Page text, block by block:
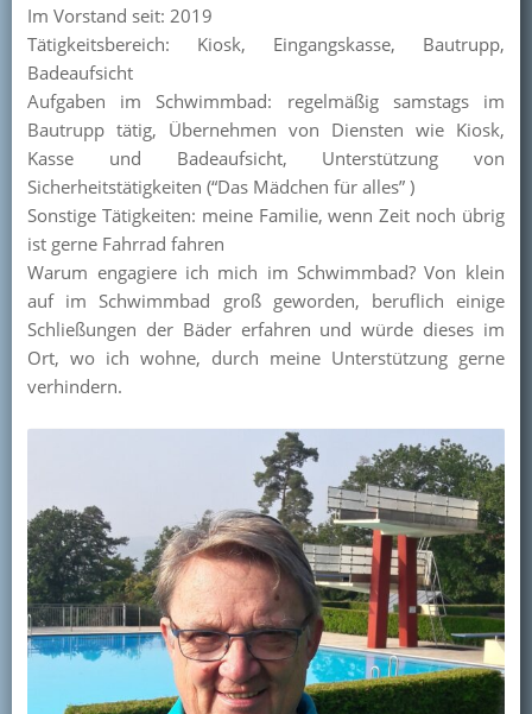
Im Vorstand seit: 2019
Tätigkeitsbereich: Kiosk, Eingangskasse, Bautrupp,
Badeaufsicht
Aufgaben im Schwimmbad: regelmäßig samstags im
Bautrupp tätig, Übernehmen von Diensten wie Kiosk,
Kasse und Badeaufsicht, Unterstützung von
Sicherheitstätigkeiten (“Das Mädchen für alles” )
Sonstige Tätigkeiten: meine Familie, wenn Zeit noch übrig
ist gerne Fahrrad fahren
Warum engagiere ich mich im Schwimmbad? Von klein
auf im Schwimmbad groß geworden, beruflich einige
Schließungen der Bäder erfahren und würde dieses im
Ort, wo ich wohne, durch meine Unterstützung gerne
verhindern.